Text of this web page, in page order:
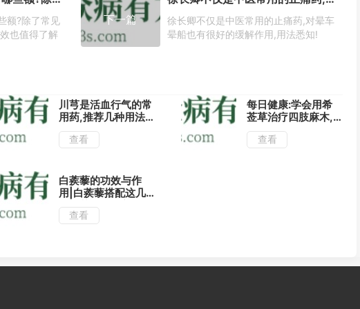
额?除了常见
也值得了解
下一篇
徐长卿不仅是中医常用的止痛药,对晕车
晕船也有很好的缓解作用,用法悉知!
川芎是活血行气的常
用药,推荐几种用法
专治风湿疼痛!
查看
每日健康:学会用希
莶草治疗四肢麻木,
祛风止痛效果好!
查看
白蒺藜的功效与作
用|白蒺藜搭配这几
种中药有平肝养肾的
功效!
查看